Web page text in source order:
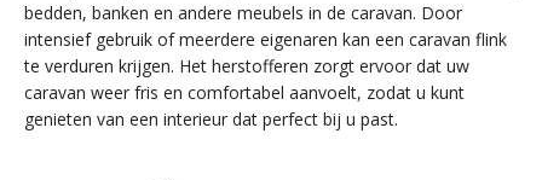
bedden, banken en andere meubels in de caravan. Door
intensief gebruik of meerdere eigenaren kan een caravan flink
te verduren krijgen. Het herstofferen zorgt ervoor dat uw
caravan weer fris en comfortabel aanvoelt, zodat u kunt
genieten van een interieur dat perfect bij u past.